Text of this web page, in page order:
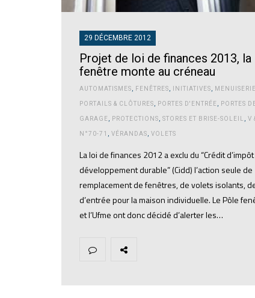
29 DÉCEMBRE 2012
Projet de loi de finances 2013, la
fenêtre monte au créneau
AUTOMATISMES FENÊTRES INITIATIVES
PORTAILS & CLÔTURES PORTES D'ENTRÉE PORTES
GARAGE PROTECTIONS STORES ET BRISE-SOLEIL V
N°70-71 VÉRANDAS VOLETS
La loi de finances 2012 a exclu du “Crédit d’impôt
développement durable” (Cidd) l’action seule de
remplacement de fenêtres, de volets isolants,
d’entrée pour la maison individuelle. Le Pôle
et l’Ufme ont donc décidé d’alerter les…